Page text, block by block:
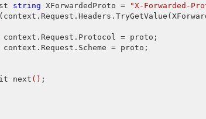
string XForwardedProto = "X-Forwarded-
= proto;
= proto;
next
() ;